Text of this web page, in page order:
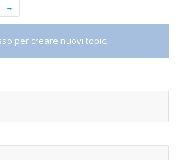
→
per creare nuovi topic.